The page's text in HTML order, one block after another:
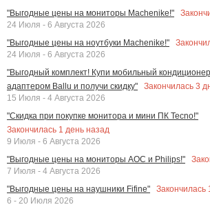
"Выгодные цены на мониторы Machenike!"
24 Июля - 6 Августа 2026
"Выгодные цены на ноутбуки Machenike!"
24 Июля - 6 Августа 2026
"Выгодный комплект! Купи мобильный
адаптером Ballu и получи скидку"
Закончилась 3
15 Июля - 4 Августа 2026
"Скидка при покупке монитора и мини ПК Tecno!"
Закончилась 1 день назад
9 Июля - 6 Августа 2026
"Выгодные цены на мониторы AOC и Philips!"
7 Июля - 4 Августа 2026
"Выгодные цены на наушники Fifine"
Закончилась
6 - 20 Июля 2026